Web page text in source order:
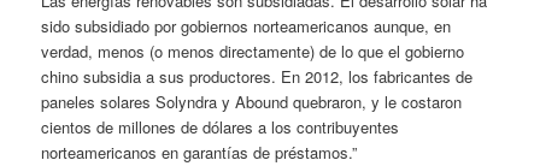
sido subsidiado por gobiernos norteamericanos aunque, en
verdad, menos (o menos directamente) de lo que el gobierno
chino subsidia a sus productores. En 2012, los fabricantes de
paneles solares Solyndra y Abound quebraron, y le costaron
cientos de millones de dólares a los contribuyentes
norteamericanos en garantías de préstamos.”